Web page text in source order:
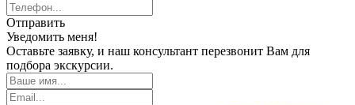
Отправить
Уведомить меня!
Оставьте заявку, и наш консультант перезвонит Вам для
подбора экскурсии.